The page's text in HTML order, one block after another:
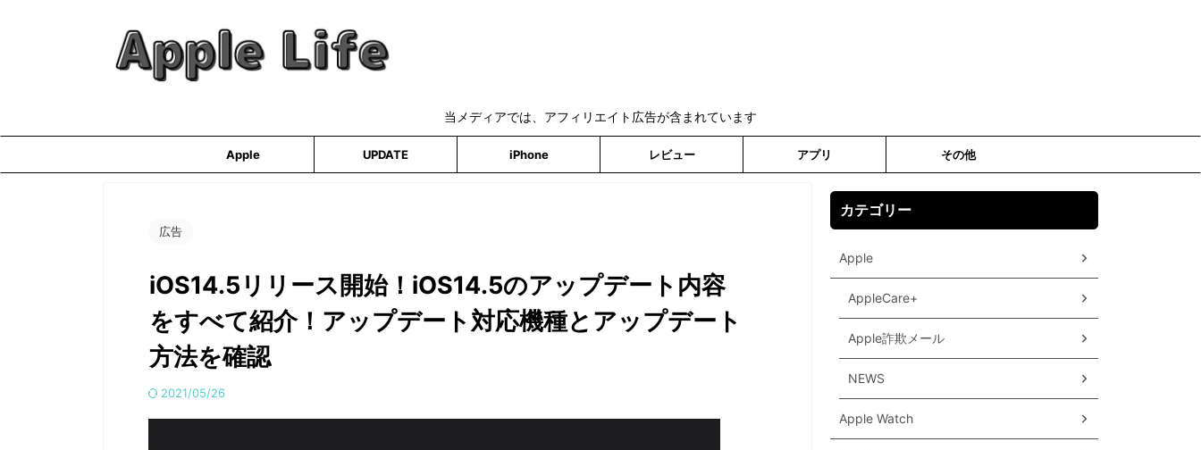
当メディアでは、アフィリエイト広告が含まれています
Apple UPDATE iPhone レビュー アプリ その他
広告
iOS14.5リリース開始！iOS14.5のアップデート内容
をすべて紹介！アップデート対応機種とアップデート
方法を確認
2021/05/26
カテゴリー
Apple
AppleCare+
Apple詐欺メール
NEWS
Apple Watch